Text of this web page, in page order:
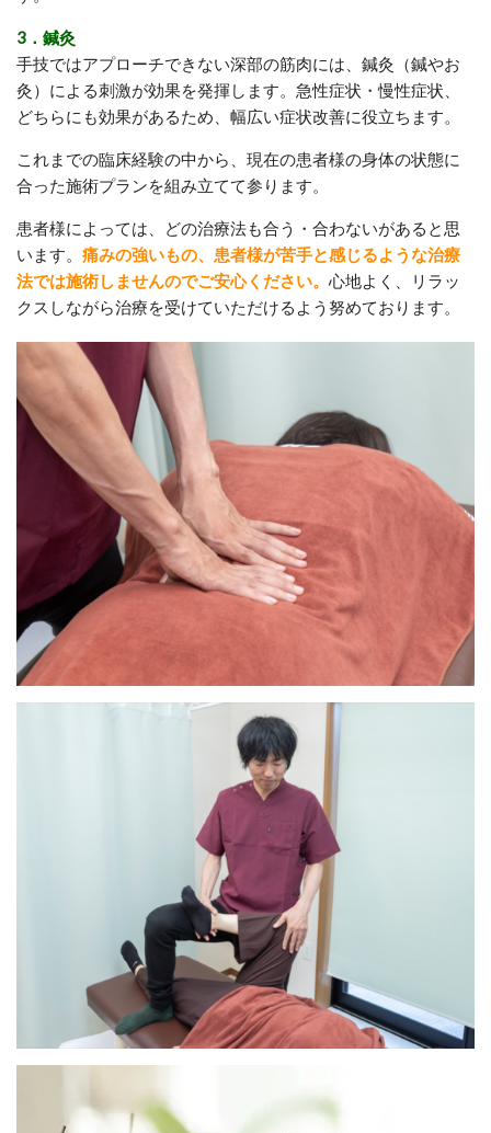
3．鍼灸
手技ではアプローチできない深部の筋肉には、鍼灸（鍼やお
灸）による刺激が効果を発揮します。急性症状・慢性症状、
どちらにも効果があるため、幅広い症状改善に役立ちます。
これまでの臨床経験の中から、現在の患者様の身体の状態に
合った施術プランを組み立てて参ります。
患者様によっては、どの治療法も合う・合わないがあると思
います。 痛みの強いもの、患者様が苦手と感じるような治療
法では施術しませんのでご安心ください。 心地よく、リラッ
クスしながら治療を受けていただけるよう努めております。